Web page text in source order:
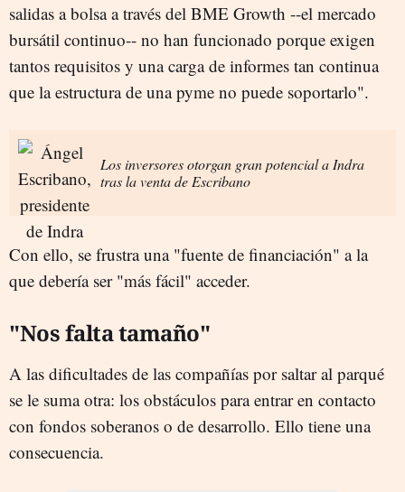
salidas a bolsa a través del BME Growth --el mercado
bursátil continuo-- no han funcionado porque exigen
tantos requisitos y una carga de informes tan continua
que la estructura de una pyme no puede soportarlo".
Los inversores otorgan gran potencial a Indra
tras la venta de Escribano
Con ello, se frustra una "fuente de financiación" a la
que debería ser "más fácil" acceder.
"Nos falta tamaño"
A las dificultades de las compañías por saltar al parqué
se le suma otra: los obstáculos para entrar en contacto
con fondos soberanos o de desarrollo. Ello tiene una
consecuencia.